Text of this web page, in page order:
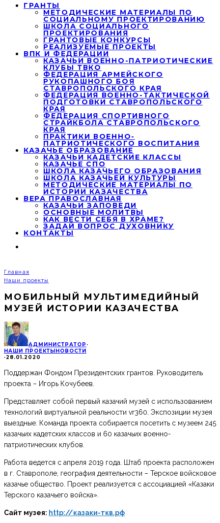
ГРАНТЫ
МЕТОДИЧЕСКИЕ МАТЕРИАЛЫ ПО
СОЦИАЛЬНОМУ ПРОЕКТИРОВАНИЮ
ШКОЛА СОЦИАЛЬНОГО
ПРОЕКТИРОВАНИЯ
ГРАНТОВЫЕ КОНКУРСЫ
РЕАЛИЗУЕМЫЕ ПРОЕКТЫ
ВПК И ФЕДЕРАЦИИ
КАЗАЧЬИ ВОЕННО-ПАТРИОТИЧЕСКИЕ
КЛУБЫ ТВКО
ФЕДЕРАЦИЯ АРМЕЙСКОГО
РУКОПАШНОГО БОЯ
СТАВРОПОЛЬСКОГО КРАЯ
ФЕДЕРАЦИЯ ВОЕННО-ТАКТИЧЕСКОЙ
ПОДГОТОВКИ СТАВРОПОЛЬСКОГО
КРАЯ
ФЕДЕРАЦИЯ СПОРТИВНОГО
СТРАЙКБОЛА СТАВРОПОЛЬСКОГО
КРАЯ
ПРАКТИКИ ВОЕННО-
ПАТРИОТИЧЕСКОГО ВОСПИТАНИЯ
КАЗАЧЬЕ ОБРАЗОВАНИЕ
КАЗАЧЬИ КАДЕТСКИЕ КЛАССЫ
КАЗАЧЬЕ СПО
ШКОЛА КАЗАЧЬЕГО ОБРАЗОВАНИЯ
ШКОЛА КАЗАЧЬЕЙ КУЛЬТУРЫ
МЕТОДИЧЕСКИЕ МАТЕРИАЛЫ ПО
ИСТОРИИ КАЗАЧЕСТВА
ВЕРА ПРАВОСЛАВНАЯ
КАЗАЧЬИ ЗАПОВЕДИ
ОСНОВНЫЕ МОЛИТВЫ
КАК ВЕСТИ СЕБЯ В ХРАМЕ?
ЗАДАЙ ВОПРОС ДУХОВНИКУ
КОНТАКТЫ
Главная
Наши проекты
МОБИЛЬНЫЙ МУЛЬТИМЕДИЙНЫЙ
МУЗЕЙ ИСТОРИИ КАЗАЧЕСТВА
АДМИНИСТРАТОР ·
НАШИ ПРОЕКТЫ НОВОСТИ
·28.01.2020
Поддержан Фондом Президентских грантов. Руководитель
проекта – Игорь Кочубеев.
Представляет собой первый казачий музей с использованием
технологий виртуальной реальности vr360. Экспозиции музея
выездные. Команда проекта собирается посетить с музеем 245
казачьих кадетских классов и 60 казачьих военно-
патриотических клубов.
Работа ведется с апреля 2019 года. Штаб проекта расположен
в г. Ставрополе, география деятельности – Терское войсковое
казачье общество. Проект реализуется с ассоциацией «Казаки
Терского казачьего войска».
Сайт музея: http://казаки-ткв.рф